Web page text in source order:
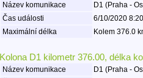
Název komunikace D1 (Praha -
Čas události
6/10/2020
Maximální délka
Kolem 376.0
Kolona D1 kilometr 376.00, délka
Název komunikace D1 (Praha -